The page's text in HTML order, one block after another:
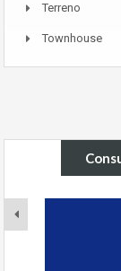
Terreno
Townhouse